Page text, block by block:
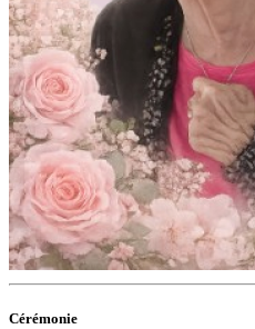
Cérémonie